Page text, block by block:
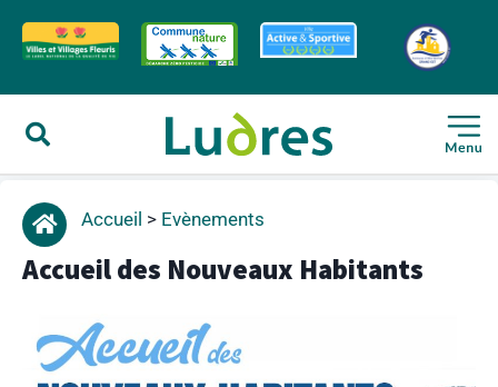
Accueil > Evènements
Accueil des Nouveaux Habitants